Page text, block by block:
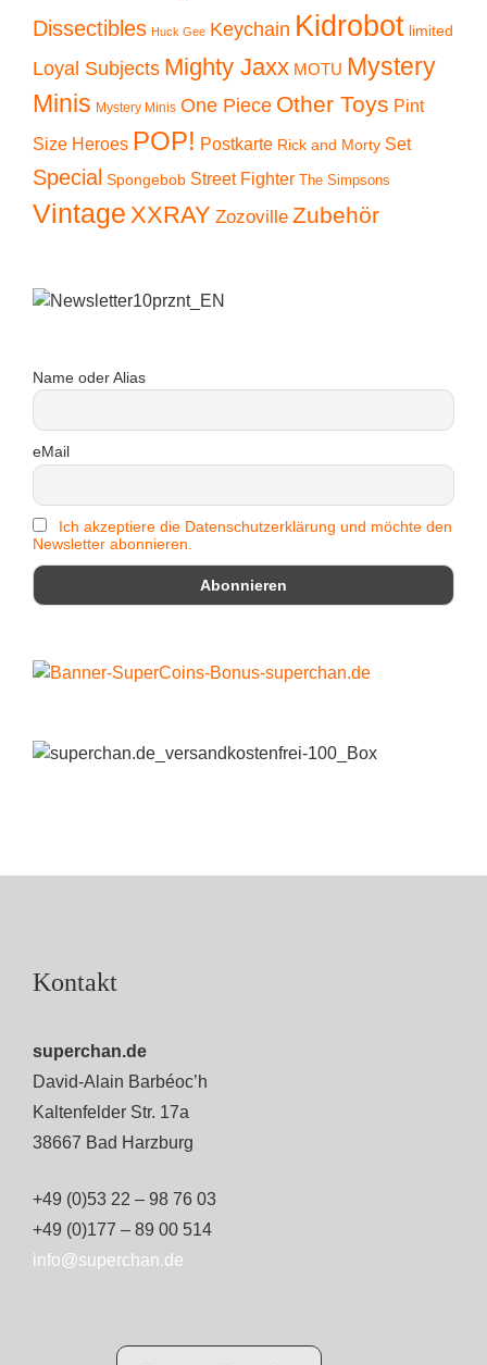
Dissectibles Huck Gee Keychain Kidrobot limited
Loyal Subjects Mighty Jaxx MOTU Mystery
Minis Mystery Minis One Piece Other Toys Pint
Size Heroes POP! Postkarte Rick and Morty Set
Special Spongebob Street Fighter The Simpsons
Vintage XXRAY Zozoville Zubehör
Name oder Alias
eMail
Ich akzeptiere die Datenschutzerklärung und möchte den
Newsletter abonnieren.
Kontakt
superchan.de
David-Alain Barbéoc’h
Kaltenfelder Str. 17a
38667 Bad Harzburg
+49 (0)53 22 – 98 76 03
+49 (0)177 – 89 00 514
info@superchan.de